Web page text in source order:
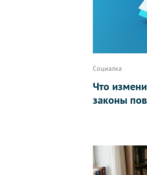
Социалка
Что
законы